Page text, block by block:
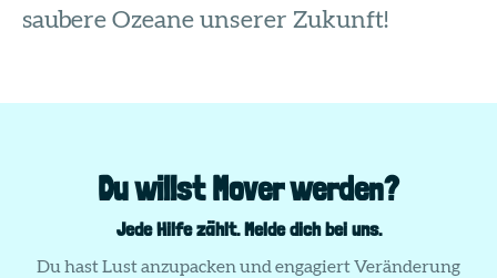
saubere Ozeane unserer Zukunft!
Du willst Mover werden?
Jede Hilfe zählt. Melde dich bei uns.
Du hast Lust anzupacken und engagiert Veränderung